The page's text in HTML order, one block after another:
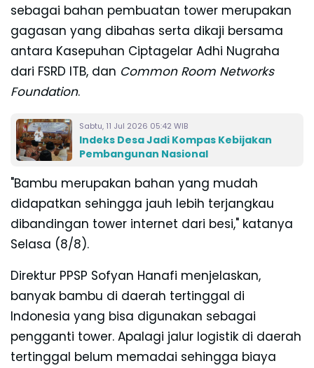
sebagai bahan pembuatan tower merupakan
gagasan yang dibahas serta dikaji bersama
antara Kasepuhan Ciptagelar Adhi Nugraha
dari FSRD ITB, dan Common Room Networks
Foundation.
Sabtu, 11 Jul 2026 05:42 WIB
Indeks Desa Jadi Kompas Kebijakan
Pembangunan Nasional
"Bambu merupakan bahan yang mudah
didapatkan sehingga jauh lebih terjangkau
dibandingan tower internet dari besi," katanya
Selasa (8/8).
Direktur PPSP Sofyan Hanafi menjelaskan,
banyak bambu di daerah tertinggal di
Indonesia yang bisa digunakan sebagai
pengganti tower. Apalagi jalur logistik di daerah
tertinggal belum memadai sehingga biaya